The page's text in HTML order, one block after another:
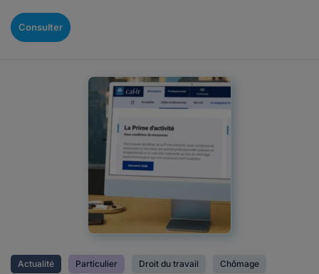
Consulter
Actualité Particulier Droit du travail Chômage